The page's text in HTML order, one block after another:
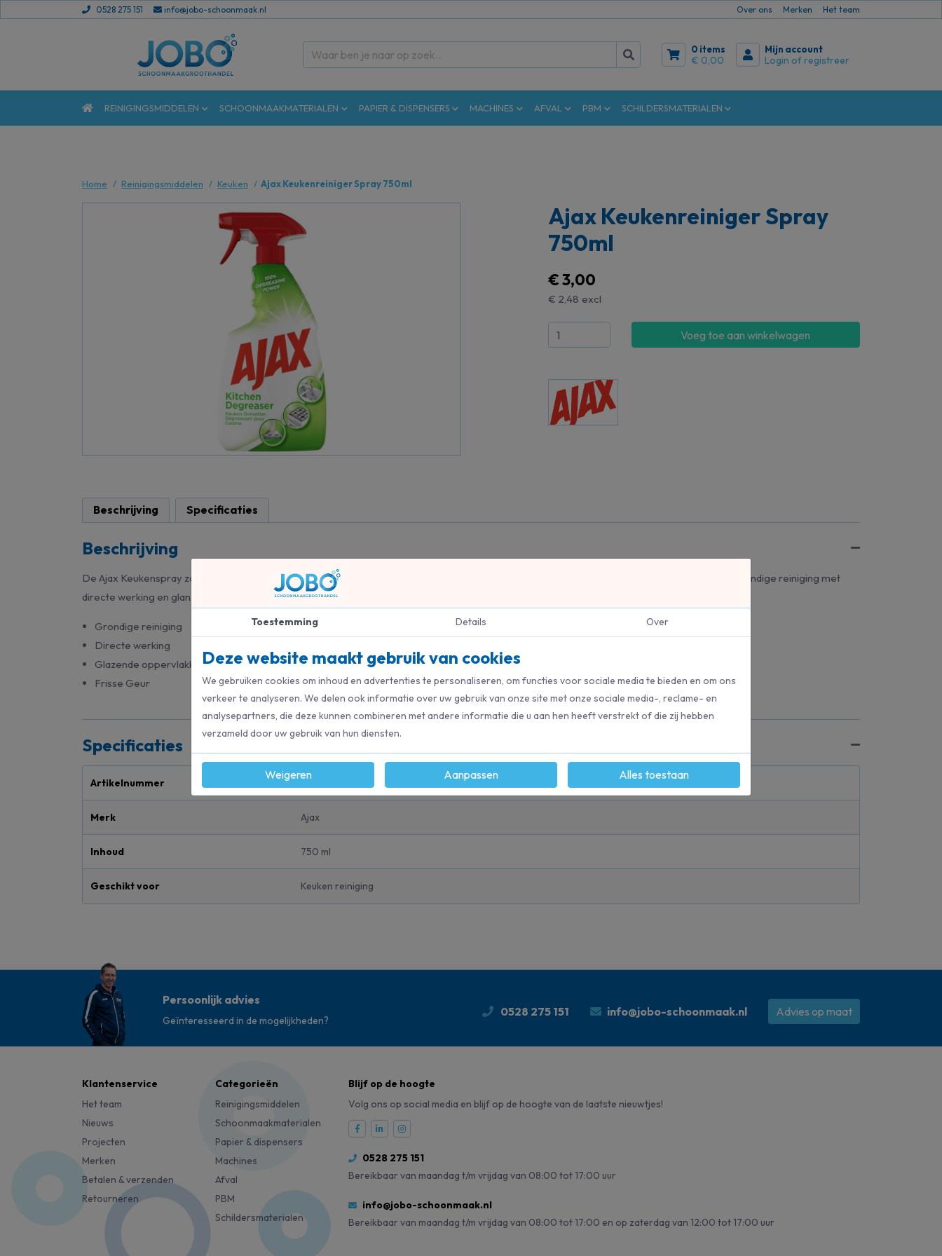
0528 275 151 info@jobo-schoonmaak.nl Over ons Merken Het team
0 items
€ 0,00
Mijn account
Login of registreer
REINIGINGSMIDDELEN SCHOONMAAKMATERIALEN PAPIER & DISPENSERS MACHINES AFVAL PBM SCHILDERSMATERIALEN
Home Reinigingsmiddelen Keuken Ajax Keukenreiniger Spray 750ml
Ajax Keukenreiniger Spray
750ml
€ 3,00
€ 2,48 excl
Voeg toe aan winkelwagen
Beschrijving Specificaties
Beschrijving
De Ajax Keukenspray zorgt niet alleen voor een schoon en stralend resultaat maar heeft tevens een heerlijke frisse geur. Werkt ontvettend. Grondige reiniging met
directe werking en glanzende oppervlakken als resultaat.
Grondige reiniging
Directe werking
Glazende oppervlakken
Frisse Geur
Specificaties
Artikelnummer
Merk Ajax
Inhoud 750 ml
Geschikt voor Keuken reiniging
Persoonlijk advies
Geïnteresseerd in de mogelijkheden?
0528 275 151 info@jobo-schoonmaak.nl Advies op maat
Klantenservice
Het team
Nieuws
Projecten
Merken
Betalen & verzenden
Retourneren
Categorieën
Reinigingsmiddelen
Schoonmaakmaterialen
Papier & dispensers
Machines
Afval
PBM
Schildersmaterialen
Blijf op de hoogte
Volg ons op social media en blijf op de hoogte van de laatste nieuwtjes!
0528 275 151
Bereikbaar van maandag t/m vrijdag van 08:00 tot 17:00 uur
info@jobo-schoonmaak.nl
Bereikbaar van maandag t/m vrijdag van 08:00 tot 17:00 en op zaterdag van 12:00 tot 17:00 uur
Toestemming Details Over
Deze website maakt gebruik van cookies
We gebruiken cookies om inhoud en advertenties te personaliseren, om functies voor sociale media te bieden en om ons
verkeer te analyseren. We delen ook informatie over uw gebruik van onze site met onze sociale media-, reclame- en
analysepartners, die deze kunnen combineren met andere informatie die u aan hen heeft verstrekt of die zij hebben
verzameld door uw gebruik van hun diensten.
Weigeren Aanpassen Alles toestaan